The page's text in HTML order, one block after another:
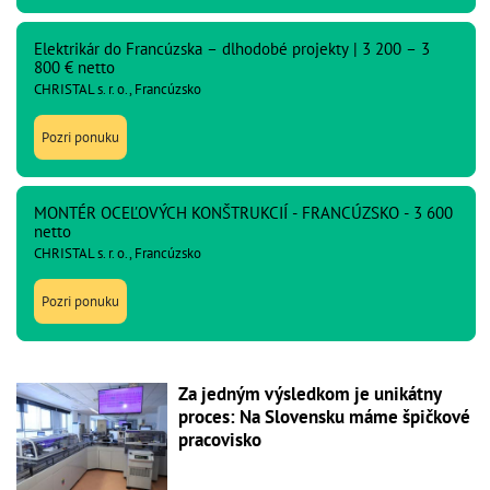
Elektrikár do Francúzska – dlhodobé projekty | 3 200 – 3
800 € netto
CHRISTAL s. r. o., Francúzsko
Pozri ponuku
MONTÉR OCEĽOVÝCH KONŠTRUKCIÍ - FRANCÚZSKO - 3 600
netto
CHRISTAL s. r. o., Francúzsko
Pozri ponuku
Za jedným výsledkom je unikátny
proces: Na Slovensku máme špičkové
pracovisko